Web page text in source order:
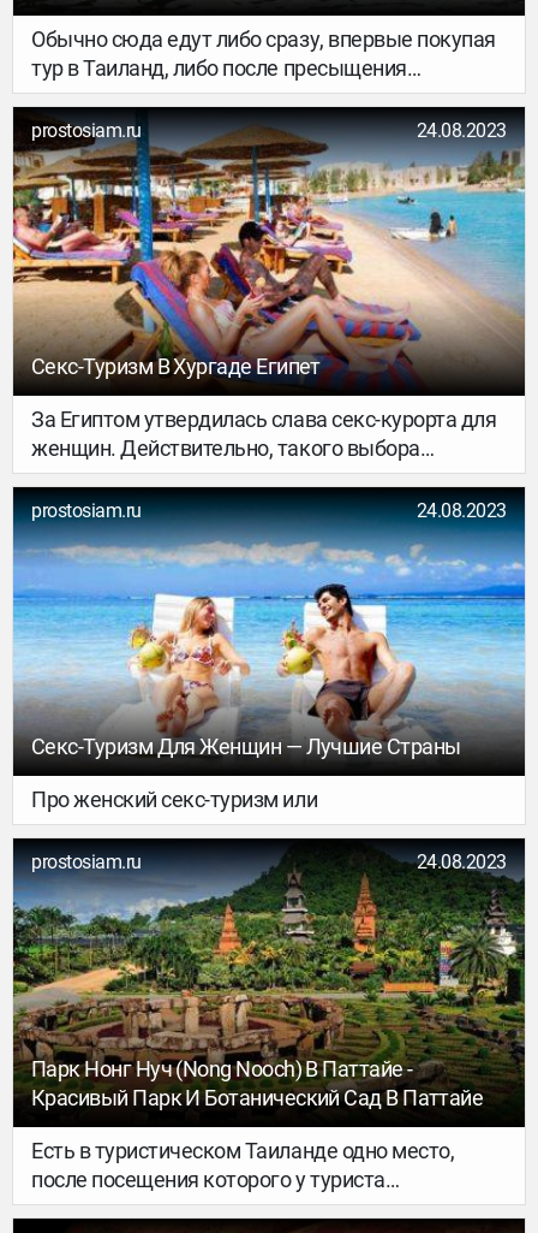
Обычно сюда едут либо сразу, впервые покупая
тур в Таиланд, либо после пресыщения
Паттайей. Пхукет на Самуи меняют редко, хотя и
напрасно.
prostosiam.ru 24.08.2023
Секс-Туризм В Хургаде Египет
За Египтом утвердилась слава секс-курорта для
женщин. Действительно, такого выбора
постоянно готовых к близким контактам арабов
не найти ни в одной другой стране Ближнего
Востока.
prostosiam.ru 24.08.2023
Секс-Туризм Для Женщин — Лучшие Страны
Про женский секс-туризм или
prostosiam.ru 24.08.2023
Парк Нонг Нуч (Nong Nooch) В Паттайе -
Красивый Парк И Ботанический Сад В Паттайе
Есть в туристическом Таиланде одно место,
после посещения которого у туриста
складывается впечатление, что он побывал в...